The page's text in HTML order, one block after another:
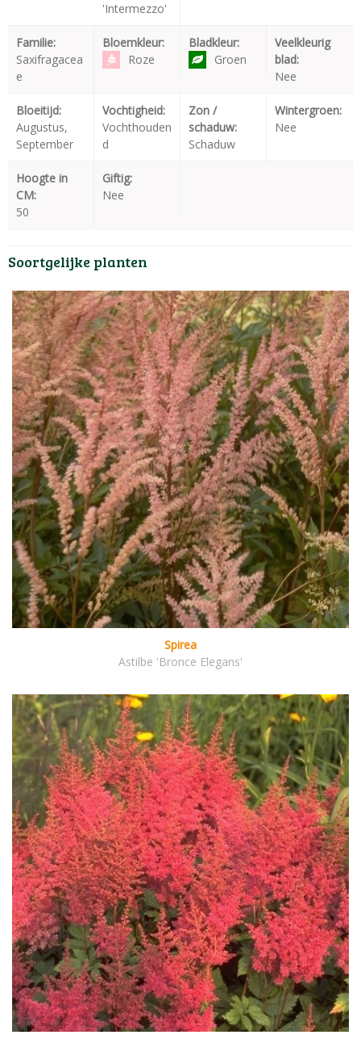
'Intermezzo'
Familie:
Saxifragacea
e
Bloemkleur:
Roze
Bladkleur:
Groen
Veelkleurig
blad:
Nee
Bloeitijd:
Augustus,
September
Vochtigheid:
Vochthouden
d
Zon /
schaduw:
Schaduw
Wintergroen:
Nee
Hoogte in
CM:
50
Giftig:
Nee
Soortgelijke planten
Spirea
Astilbe 'Bronce Elegans'